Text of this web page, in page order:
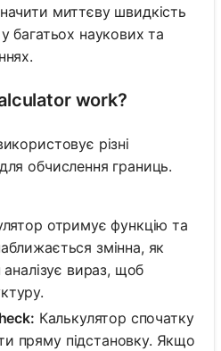
миттєву швидкість
багатьох наукових та
work?
різні
обчислення границь.
отримує функцію та
змінна, як
аналізує вираз, щоб
Калькулятор спочатку
пряму підстановку. Якщо